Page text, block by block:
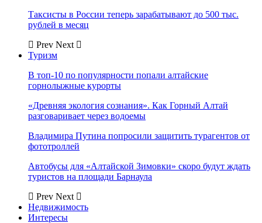
Таксисты в России теперь зарабатывают до 500 тыс.
рублей в месяц
Prev Next
Туризм
В топ-10 по популярности попали алтайские
горнолыжные курорты
«Древняя экология сознания». Как Горный Алтай
разговаривает через водоемы
Владимира Путина попросили защитить турагентов от
фототроллей
Автобусы для «Алтайской Зимовки» скоро будут ждать
туристов на площади Барнаула
Prev Next
Недвижимость
Интересы